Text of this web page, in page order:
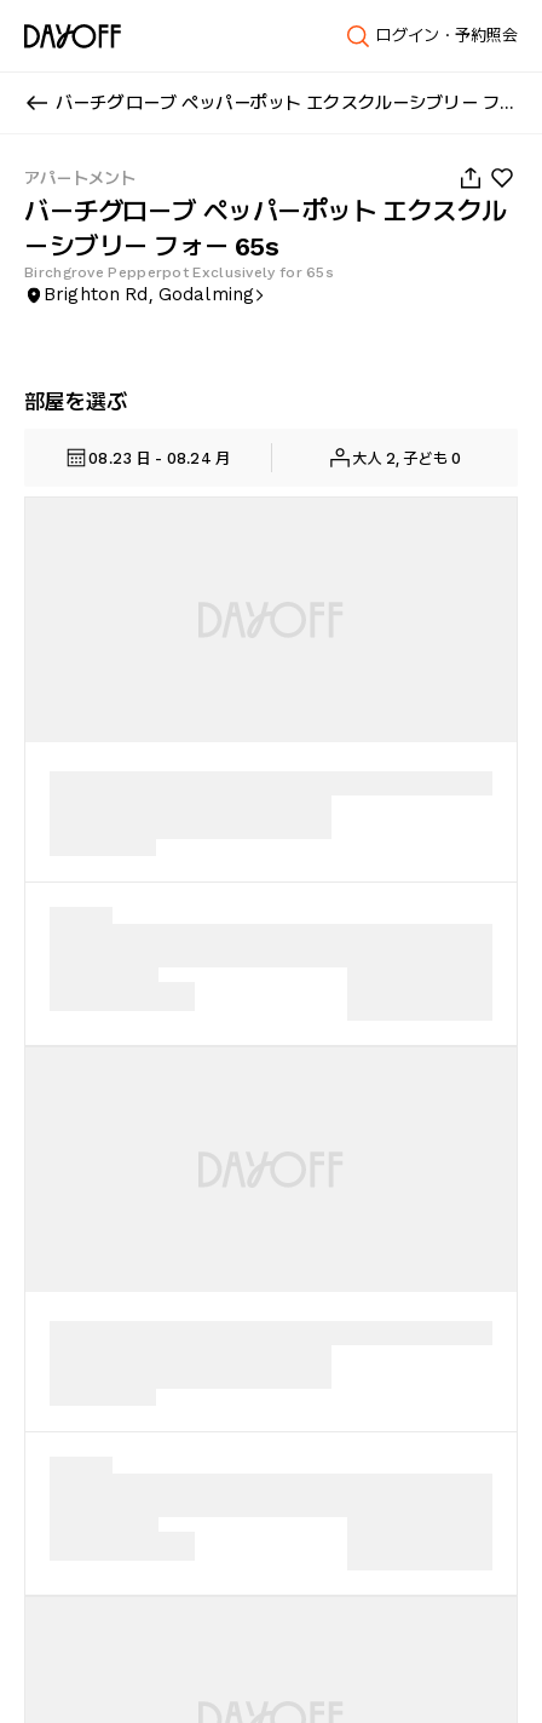
ログイン・予約照会
バーチグローブ ペッパーポット エクスクルーシブリー フォー 65s
アパートメント
バーチグローブ ペッパーポット エクスクル
ーシブリー フォー 65s
Birchgrove Pepperpot Exclusively for 65s
Brighton Rd, Godalming
部屋を選ぶ
08.23 日 - 08.24 月 大人 2, 子ども 0